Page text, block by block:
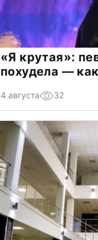
«Я крутая»:
похудела —
4 августа 32